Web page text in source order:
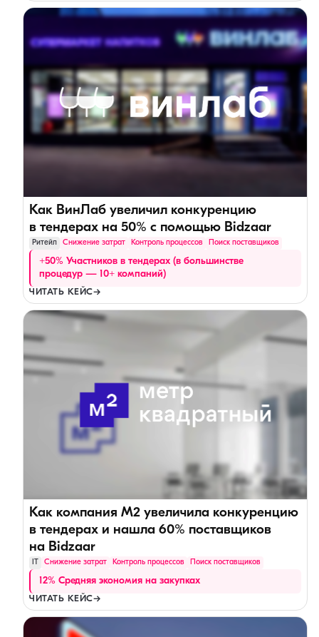
Как ВинЛаб увеличил конкуренцию
в тендерах на 50% с помощью Bidzaar
Ритейл Снижение затрат Контроль процессов Поиск поставщиков
+50% Участников в тендерах (в большинстве
процедур — 10+ компаний)
ЧИТАТЬ КЕЙС→
Как компания М2 увеличила конкуренцию
в тендерах и нашла 60% поставщиков
на Bidzaar
IT Снижение затрат Контроль процессов Поиск поставщиков
12% Средняя экономия на закупках
ЧИТАТЬ КЕЙС→